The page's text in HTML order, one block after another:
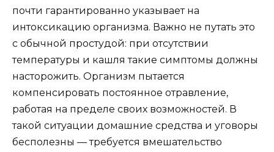
почти гарантированно указывает на
интоксикацию организма. Важно не путать это
с обычной простудой: при отсутствии
температуры и кашля такие симптомы должны
насторожить. Организм пытается
компенсировать постоянное отравление,
работая на пределе своих возможностей. В
такой ситуации домашние средства и уговоры
бесполезны — требуется вмешательство